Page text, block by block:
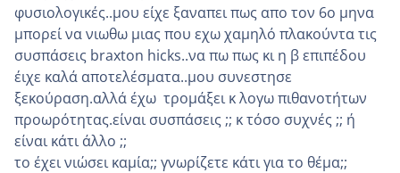
φυσιολογικές..μου είχε ξαναπει πως απο τον 6ο μηνα
μπορεί να νιωθω μιας που εχω χαμηλό πλακούντα τις
συσπάσεις braxton hicks..να πω πως κι η β επιπέδου
έιχε καλά αποτελέσματα..μου συνεστησε
ξεκούραση.αλλά έχω τρομάξει κ λογω πιθανοτήτων
προωρότητας.είναι συσπάσεις ;; κ τόσο συχνές ;; ή
είναι κάτι άλλο ;;
το έχει νιώσει καμία;; γνωρίζετε κάτι για το θέμα;;